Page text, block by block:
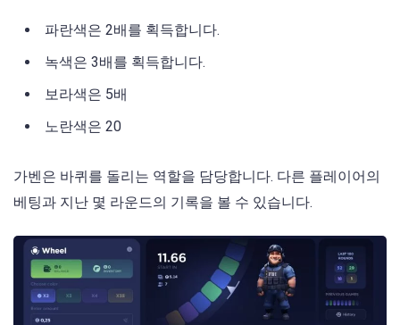
파란색은 2배를 획득합니다.
녹색은 3배를 획득합니다.
보라색은 5배
노란색은 20
가벤은 바퀴를 돌리는 역할을 담당합니다. 다른 플레이어의
베팅과 지난 몇 라운드의 기록을 볼 수 있습니다.